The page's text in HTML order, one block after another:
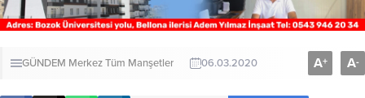
GÜNDEM MerkezTüm Manşetler 06.03.2020 A+ A-